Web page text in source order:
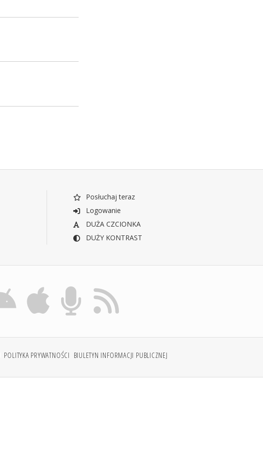
Posłuchaj teraz
Logowanie
DUŻA CZCIONKA
DUŻY KONTRAST
POLITYKA PRYWATNOŚCI BIULETYN INFORMACJI PUBLICZNEJ